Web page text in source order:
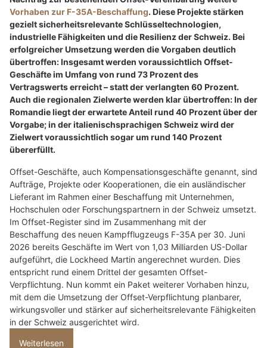
Vorhaben zur F-35A-Beschaffung. Diese Projekte stärken
gezielt sicherheitsrelevante Schlüsseltechnologien,
industrielle Fähigkeiten und die Resilienz der Schweiz. Bei
erfolgreicher Umsetzung werden die Vorgaben deutlich
übertroffen: Insgesamt werden voraussichtlich Offset-
Geschäfte im Umfang von rund 73 Prozent des
Vertragswerts erreicht – statt der verlangten 60 Prozent.
Auch die regionalen Zielwerte werden klar übertroffen: In der
Romandie liegt der erwartete Anteil rund 40 Prozent über der
Vorgabe; in der italienischsprachigen Schweiz wird der
Zielwert voraussichtlich sogar um rund 140 Prozent
übererfüllt.
Offset-Geschäfte, auch Kompensationsgeschäfte genannt, sind
Aufträge, Projekte oder Kooperationen, die ein ausländischer
Lieferant im Rahmen einer Beschaffung mit Unternehmen,
Hochschulen oder Forschungspartnern in der Schweiz umsetzt.
Im Offset-Register sind im Zusammenhang mit der
Beschaffung des neuen Kampfflugzeugs F-35A per 30. Juni
2026 bereits Geschäfte im Wert von 1,03 Milliarden US-Dollar
aufgeführt, die Lockheed Martin angerechnet wurden. Dies
entspricht rund einem Drittel der gesamten Offset-
Verpflichtung. Nun kommt ein Paket weiterer Vorhaben hinzu,
mit dem die Umsetzung der Offset-Verpflichtung planbarer,
wirkungsvoller und stärker auf sicherheitsrelevante Fähigkeiten
in der Schweiz ausgerichtet wird.
Weiterlesen